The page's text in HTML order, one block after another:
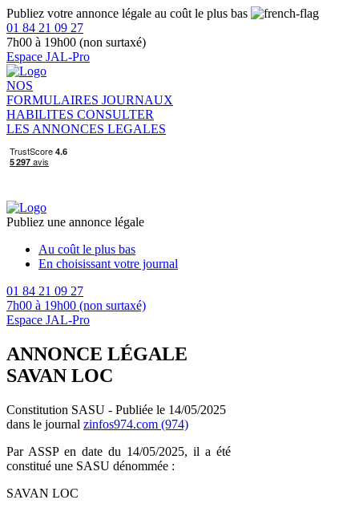
Publiez votre annonce légale au coût le plus bas
01 84 21 09 27
7h00 à 19h00 (non surtaxé)
Espace JAL-Pro
NOS
FORMULAIRES JOURNAUX
HABILITES CONSULTER
LES ANNONCES LEGALES
Publiez une annonce légale
Au coût le plus bas
En choisissant votre journal
01 84 21 09 27
7h00 à 19h00 (non surtaxé)
Espace JAL-Pro
ANNONCE LÉGALE
SAVAN LOC
Constitution SASU - Publiée le 14/05/2025
dans le journal zinfos974.com (974)
Par ASSP en date du 14/05/2025, il a été
constitué une SASU dénommée :
SAVAN LOC